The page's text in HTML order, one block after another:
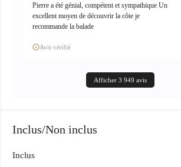
Pierre a été génial, compétent et sympathique Un
excellent moyen de découvrir la côte je
recommande la balade
Avis vérifié
Afficher 3 949 avis
Inclus/Non inclus
Inclus